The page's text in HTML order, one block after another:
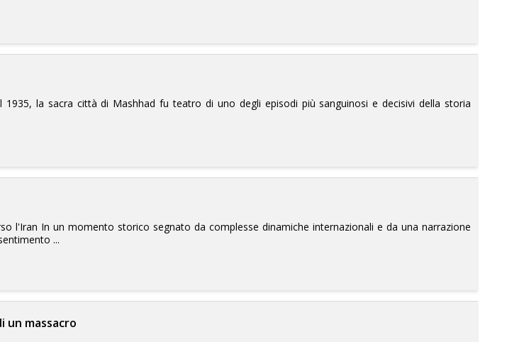
la sacra città di Mashhad fu teatro di uno degli episodi più sanguinosi e decisivi della storia
l'Iran In un momento storico segnato da complesse dinamiche internazionali e da una narrazione
...
un massacro